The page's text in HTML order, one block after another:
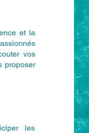
et la
vos
proposer
les